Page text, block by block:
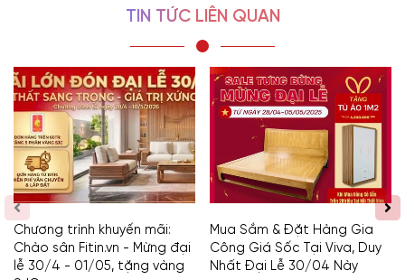
TIN TỨC LIÊN QUAN
Chương trình khuyến mãi:
Chào sân Fitin.vn - Mừng đại
lễ 30/4 - 01/05, tặng vàng
Mua Sắm & Đặt Hàng Gia
Công Giá Sốc Tại Viva, Duy
Nhất Đại Lễ 30/04 Này